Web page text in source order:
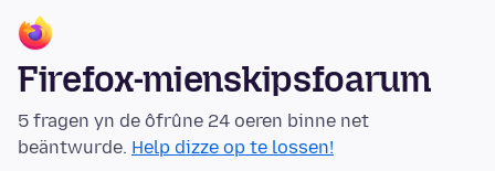
Firefox-mienskipsfoarum
5 fragen yn de ôfrûne 24 oeren binne net
beäntwurde. Help dizze op te lossen!